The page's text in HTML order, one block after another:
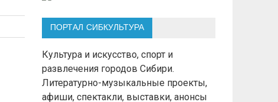
ПОРТАЛ СИБКУЛЬТУРА
Культура и искусство, спорт и
развлечения городов Сибири.
Литературно-музыкальные проекты,
афиши, спектакли, выставки, анонсы